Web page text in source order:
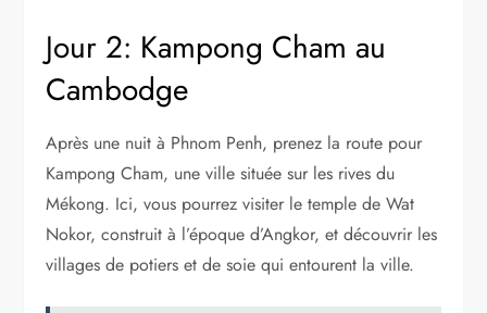
Jour 2: Kampong Cham au
Cambodge
Après une nuit à Phnom Penh, prenez la route pour
Kampong Cham, une ville située sur les rives du
Mékong. Ici, vous pourrez visiter le temple de Wat
Nokor, construit à l’époque d’Angkor, et découvrir les
villages de potiers et de soie qui entourent la ville.